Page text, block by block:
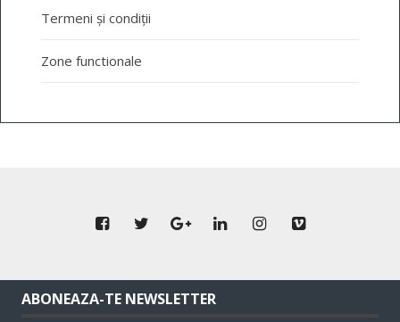
Termeni și condiții
Zone functionale
ABONEAZA-TE NEWSLETTER